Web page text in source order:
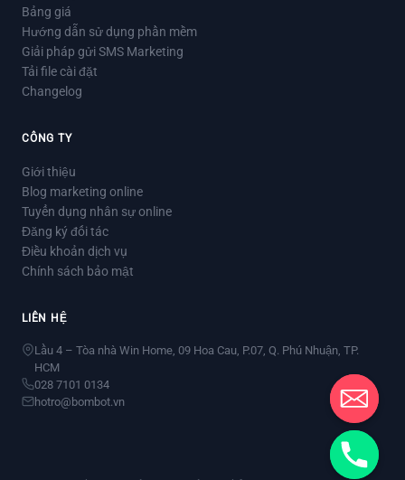
Bảng giá
Hướng dẫn sử dụng phần mềm
Giải pháp gửi SMS Marketing
Tải file cài đặt
Changelog
CÔNG TY
Giới thiệu
Blog marketing online
Tuyển dụng nhân sự online
Đăng ký đối tác
Điều khoản dịch vụ
Chính sách bảo mật
LIÊN HỆ
Lầu 4 – Tòa nhà Win Home, 09 Hoa Cau, P.07, Q. Phú Nhuận, TP.
HCM
028 7101 0134
hotro@bombot.vn